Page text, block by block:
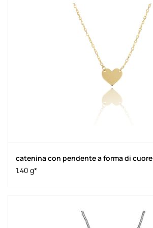
catenina con pendente a forma di cuore
1.40 g*